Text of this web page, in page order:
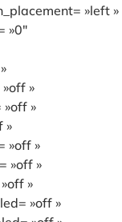
»left »
»0″
»
»
»
»off »
»off »
»
»off »